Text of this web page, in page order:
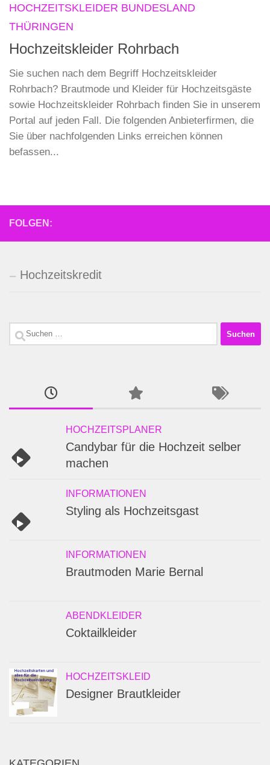
HOCHZEITSKLEIDER BUNDESLAND
THÜRINGEN
Hochzeitskleider Rohrbach
Sie suchen nach dem Begriff Hochzeitskleider
Rohrbach? Brautmode und Kleider für Hochzeitsgäste
sowie Hochzeitskleider Rohrbach finden Sie in unserem
Portal auf jeden Fall. Die folgenden Anbieterfirmen, die
Sie über nachfolgenden Links erreichen können
befassen...
FOLGEN:
Hochzeitskredit
Suchen
HOCHZEITSPLANER
Candybar für die Hochzeit selber
machen
INFORMATIONEN
Styling als Hochzeitsgast
INFORMATIONEN
Brautmoden Marie Bernal
ABENDKLEIDER
Coktailkleider
HOCHZEITSKLEID
Designer Brautkleider